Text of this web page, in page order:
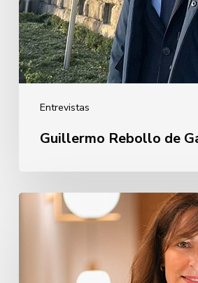
Entrevistas
Guillermo Rebollo de
Oihane
Eguiguren